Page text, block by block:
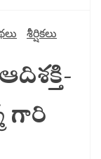
శీర్షికలు
గారి